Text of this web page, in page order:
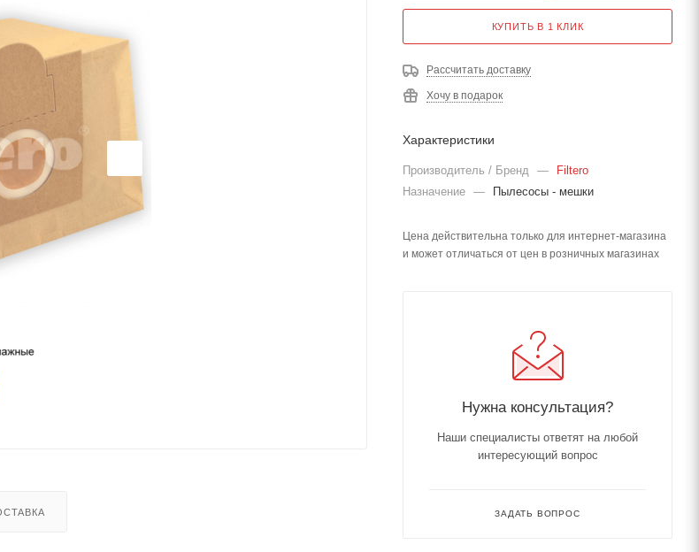
КУПИТЬ В 1 КЛИК
Рассчитать доставку
Хочу в подарок
Характеристики
Производитель / Бренд —
Filtero
Назначение — Пылесосы - мешки
Цена действительна только для интернет-магазина
и может отличаться от цен в розничных магазинах
Нужна консультация?
Наши специалисты ответят на любой
интересующий вопрос
ЗАДАТЬ ВОПРОС